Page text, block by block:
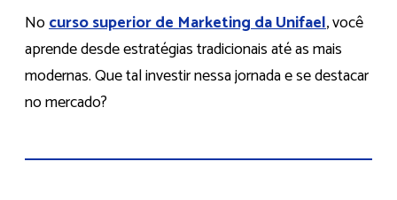
Nocurso superior de Marketing da Unifael, você
aprende desde estratégias tradicionais até as mais
modernas. Que tal investir nessa jornada e se destacar
no mercado?